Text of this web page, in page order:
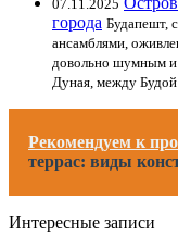
07.11.2025
города Будапешт,
ансамблями,
довольно шумным и
Дуная, между
Рекомендуем к
террас: виды
Интересные записи